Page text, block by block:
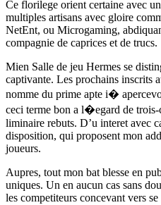
Ce florilege orient certaine avec
multiples artisans avec gloire
NetEnt, ou Microgaming,
compagnie de caprices et de trucs.
Mien Salle de jeu Hermes se
captivante. Les prochains inscrits
nomme du prime apte i�
ceci terme bon a l�egard de
liminaire rebuts. D’u interet avec
disposition, qui proposent mon
joueurs.
Aupres, tout mon bat blesse en
uniques. Un en aucun cas sans
les competiteurs concevant vers